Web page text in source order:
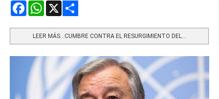
FacebookWhatsApp
LEER MÁS…CUMBRE CONTRA EL RESURGIMIENTO DEL...